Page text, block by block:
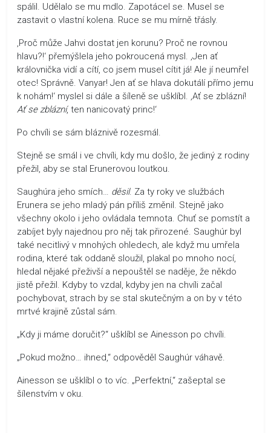
spálil. Udělalo se mu mdlo. Zapotácel se. Musel se
zastavit o vlastní kolena. Ruce se mu mírně třásly.
‚Proč může Jahvi dostat jen korunu? Proč ne rovnou
hlavu?!‘ přemýšlela jeho pokroucená mysl. ‚Jen ať
královnička vidí a cítí, co jsem musel cítit já! Ale jí neumřel
otec! Správně. Vanyar! Jen ať se hlava dokutálí přímo jemu
k nohám!‘ myslel si dále a šíleně se ušklíbl. ‚Ať se zblázní!
Ať se zblázní, ten nanicovatý princ!‘
Po chvíli se sám bláznivě rozesmál.
Stejně se smál i ve chvíli, kdy mu došlo, že jediný z rodiny
přežil, aby se stal Erunerovou loutkou.
Saughúra jeho smích… děsil. Za ty roky ve službách
Erunera se jeho mladý pán příliš změnil. Stejně jako
všechny okolo i jeho ovládala temnota. Chuť se pomstít a
zabíjet byly najednou pro něj tak přirozené. Saughúr byl
také necitlivý v mnohých ohledech, ale když mu umřela
rodina, které tak oddaně sloužil, plakal po mnoho nocí,
hledal nějaké přeživší a nepouštěl se naděje, že někdo
jistě přežil. Kdyby to vzdal, kdyby jen na chvíli začal
pochybovat, strach by se stal skutečným a on by v této
mrtvé krajině zůstal sám.
„Kdy ji máme doručit?“ ušklíbl se Ainesson po chvíli.
„Pokud možno… ihned,“ odpověděl Saughúr váhavě.
Ainesson se ušklíbl o to víc. „Perfektní,“ zašeptal se
šílenstvím v oku.